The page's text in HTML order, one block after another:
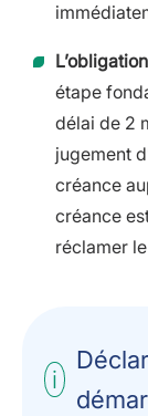
étape
délai de 2
jugement
créance
créance
réclamer